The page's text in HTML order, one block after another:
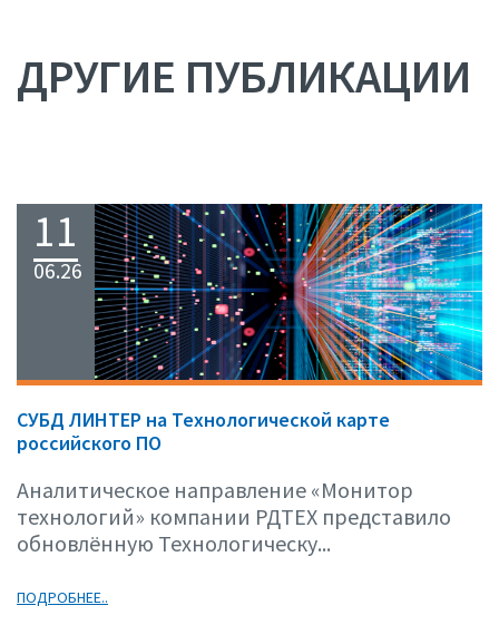
ДРУГИЕ ПУБЛИКАЦИИ
11
06.26
СУБД ЛИНТЕР на Технологической карте
российского ПО
Аналитическое направление «Монитор
технологий» компании РДТЕХ представило
обновлённую Технологическу...
ПОДРОБНЕЕ..